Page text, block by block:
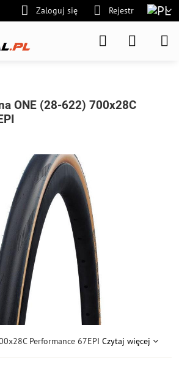
Zaloguj się Rejestr
ONE (28-622) 700x28C
Performance 67EPI Czytaj więcej